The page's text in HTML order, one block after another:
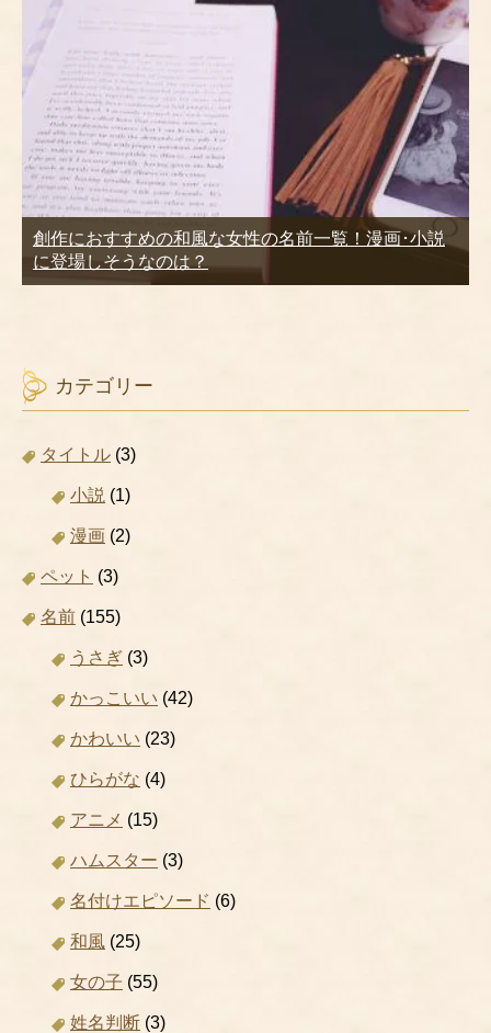
創作におすすめの和風な女性の名前一覧！漫画･小説
に登場しそうなのは？
カテゴリー
タイトル (3)
小説 (1)
漫画 (2)
ペット (3)
名前 (155)
うさぎ (3)
かっこいい (42)
かわいい (23)
ひらがな (4)
アニメ (15)
ハムスター (3)
名付けエピソード (6)
和風 (25)
女の子 (55)
姓名判断 (3)